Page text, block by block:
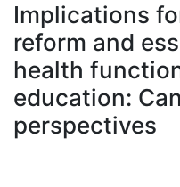
À propos
Implications
reform and
health
education:
perspectives